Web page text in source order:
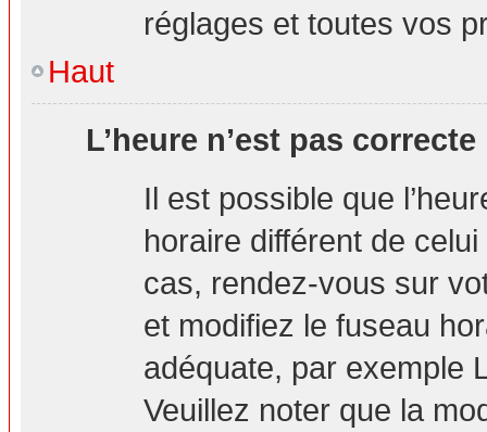
réglages et toutes vos
Haut
L’heure n’est pas correcte
Il est possible que
horaire différent de
cas, rendez-vous sur
et modifiez le fuseau
adéquate, par exemple
Veuillez noter que la